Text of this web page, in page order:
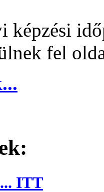
képzési
fel
ITT